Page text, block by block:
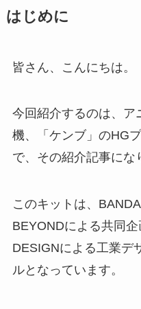
はじめに
皆さん、こんにちは。
今回紹介するのは、ア
機、「ケンブ」のHG
で、その紹介記事にな
このキットは、
BEYONDによる共同
DESIGNによる工業デ
ルとなっています。